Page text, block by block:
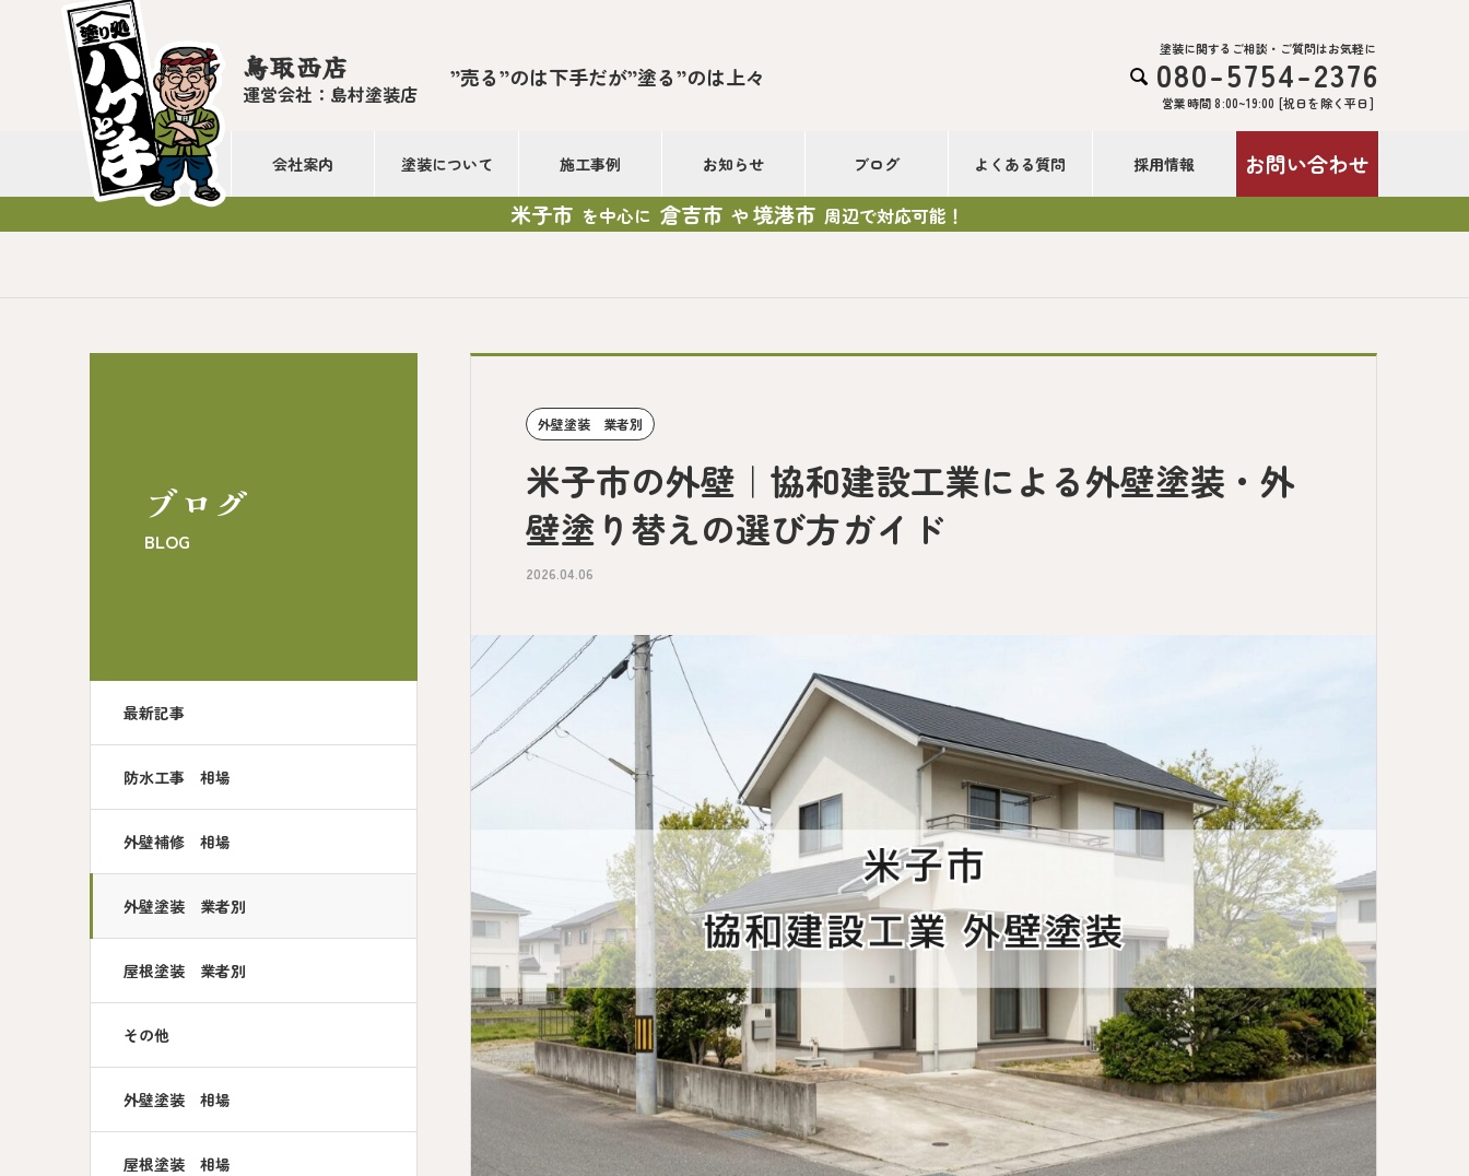
鳥取西店
運営会社：島村塗装店
”売る”のは下手だが”塗る”のは上々 
塗装に関するご相談・ご質問はお気軽に
080-5754-2376
営業時間 8:00~19:00 [祝日を除く平日]
会社案内 塗装について 施工事例 お知らせ ブログ よくある質問 採用情報 お問い合わせ
米子市 を中心に 倉吉市 や境港市 周辺で対応可能！
ブログ
BLOG
最新記事
防水工事 相場
外壁補修 相場
外壁塗装 業者別
屋根塗装 業者別
その他
外壁塗装 相場
屋根塗装 相場
外壁塗装 業者別
米子市の外壁｜協和建設工業による外壁塗装・外
壁塗り替えの選び方ガイド
2026.04.06